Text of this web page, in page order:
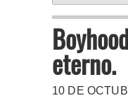
eterno.
10 DE